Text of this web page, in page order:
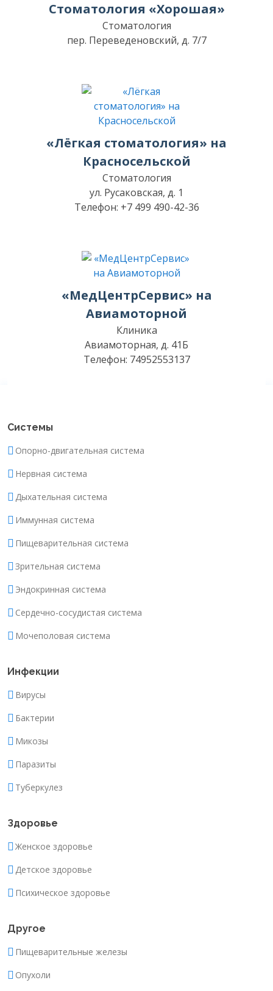
Стоматология «Хорошая»
Стоматология
пер. Переведеновский, д. 7/7
«Лёгкая стоматология» на
Красносельской
Стоматология
ул. Русаковская, д. 1
Телефон: +7 499 490-42-36
«МедЦентрСервис» на
Авиамоторной
Клиника
Авиамоторная, д. 41Б
Телефон: 74952553137
Системы
Опорно-двигательная система
Нервная система
Дыхательная система
Иммунная система
Пищеварительная система
Зрительная система
Эндокринная система
Сердечно-сосудистая система
Мочеполовая система
Инфекции
Вирусы
Бактерии
Микозы
Паразиты
Туберкулез
Здоровье
Женское здоровье
Детское здоровье
Психическое здоровье
Другое
Пищеварительные железы
Опухоли